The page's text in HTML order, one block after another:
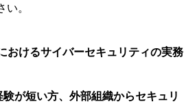
。
けるサイバーセキュリティの実務
験が短い方、外部組織からセキュリ